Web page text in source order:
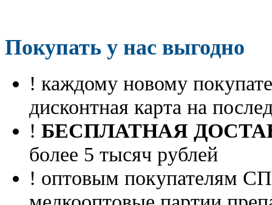
Покупать у нас выгодно
! каждому новому
дисконтная карта на
! БЕСПЛАТНАЯ
более 5 тысяч рублей
! оптовым покупателям